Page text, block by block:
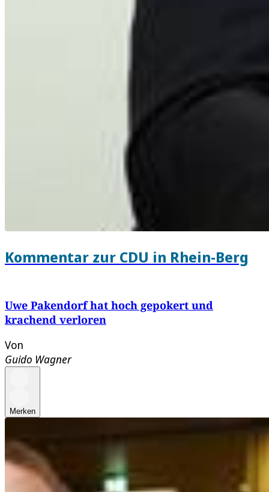
Kommentar zur CDU in Rhein-Berg
Uwe Pakendorf hat hoch gepokert und
krachend verloren
Von
Guido Wagner
Merken